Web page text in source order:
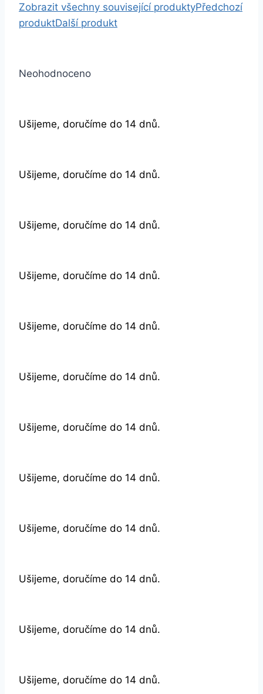
Zobrazit všechny související produktyPředchozí
produktDalší produkt
Neohodnoceno
Ušijeme, doručíme do 14 dnů.
Ušijeme, doručíme do 14 dnů.
Ušijeme, doručíme do 14 dnů.
Ušijeme, doručíme do 14 dnů.
Ušijeme, doručíme do 14 dnů.
Ušijeme, doručíme do 14 dnů.
Ušijeme, doručíme do 14 dnů.
Ušijeme, doručíme do 14 dnů.
Ušijeme, doručíme do 14 dnů.
Ušijeme, doručíme do 14 dnů.
Ušijeme, doručíme do 14 dnů.
Ušijeme, doručíme do 14 dnů.